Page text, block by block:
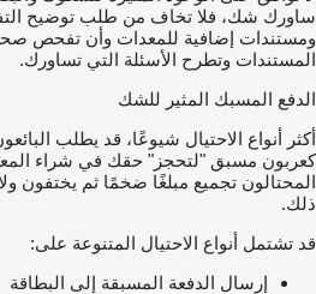
ساورك شك، فلا تخاف من طلب توضيح
ومستندات إضافية للمعدات وأن تفحص
المستندات وتطرح الأسئلة التي تساورك.
الدفع المسبك المثير للشك
أكثر أنواع الاحتيال شيوعًا، قد يطلب
كعربون مسبق "لتحجز" حقك في شراء
المحتالون تجميع مبلغًا ضخمًا ثم يختفون
ذلك.
قد تشتمل أنواع الاحتيال المتنوعة على:
إرسال الدفعة المسبقة إلى البطاقة